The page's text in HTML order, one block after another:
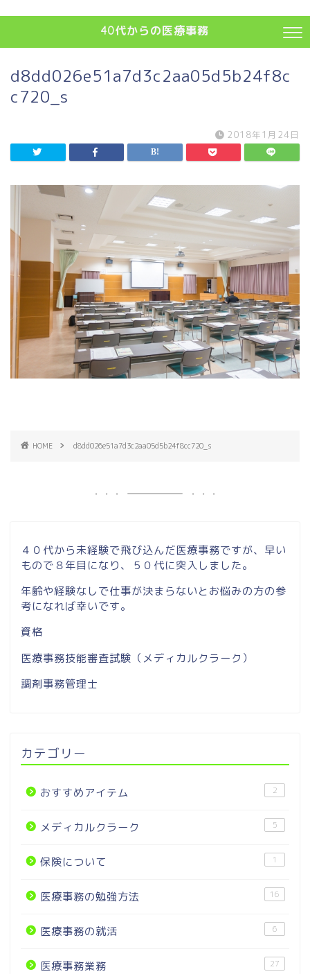
40代からの医療事務
d8dd026e51a7d3c2aa05d5b24f8c
c720_s
2018年1月24日
HOME d8dd026e51a7d3c2aa05d5b24f8cc720_s
４０代から未経験で飛び込んだ医療事務ですが、早い
もので８年目になり、５０代に突入しました。
年齢や経験なしで仕事が決まらないとお悩みの方の参
考になれば幸いです。
資格
医療事務技能審査試験（メディカルクラーク）
調剤事務管理士
カテゴリー
おすすめアイテム 2
メディカルクラーク 5
保険について 1
医療事務の勉強方法 16
医療事務の就活 6
医療事務業務 27